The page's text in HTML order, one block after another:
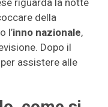
riguarda la notte
della
l’inno nazionale,
Dopo il
assistere alle